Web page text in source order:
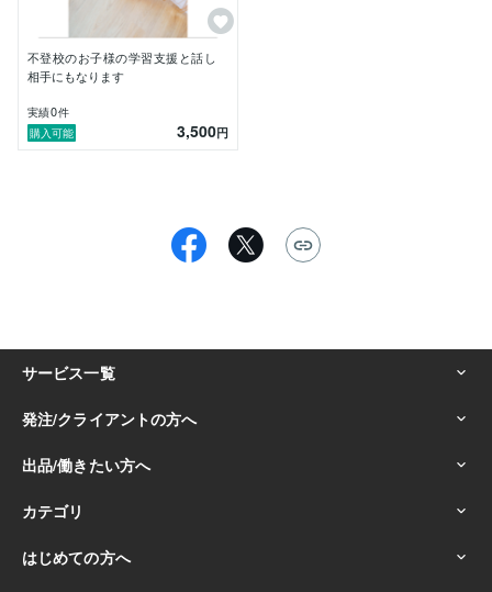
ちゃんとした言葉でなくて構いません。
「今の関わり方、これでいいのかな？」という小さな違
和感から、
じっくりお話を伺います。
家庭が「安全基地」になれば、子どもは自ら学び、楽し
み始めます。
不登校のお子様の学習支援と話し
相手にもなります
実績0件
購入可能
3,500円